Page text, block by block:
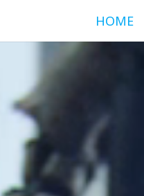
HOME